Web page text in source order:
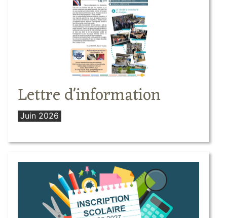
Lettre d'information
Juin 2026